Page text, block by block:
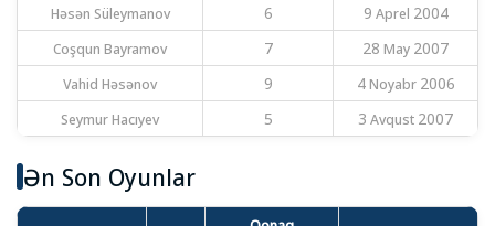
Həsən Süleymanov
6
9 Aprel 2004
Coşqun Bayramov
7
28 May 2007
Vahid Həsənov
9
4 Noyabr 2006
Seymur Hacıyev
5 3 Avqust 2007
Ən Son Oyunlar